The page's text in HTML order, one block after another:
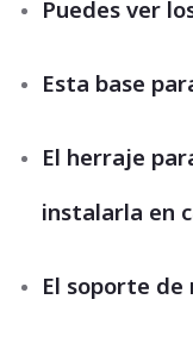
Puedes ver
Esta base
El herraje
instalarla en
El soporte